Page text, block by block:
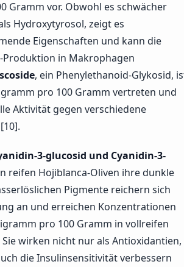
Gramm vor. Obwohl es schwächer
Hydroxytyrosol, zeigt es
Eigenschaften und kann die
in Makrophagen
, ein Phenylethanoid-Glykosid,
pro 100 Gramm vertreten und
Aktivität gegen verschiedene
3-glucosid und Cyanidin-3-
reifen Hojiblanca-Oliven ihre dunkle
Pigmente reichern sich
an und erreichen Konzentrationen
pro 100 Gramm in vollreifen
wirken nicht nur als Antioxidantien,
die Insulinsensitivität verbessern